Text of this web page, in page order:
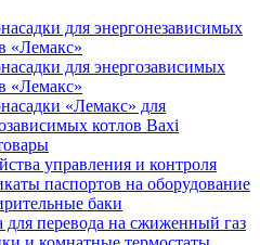
для энергонезависимых
«Лемакс»
для энергозависимых
«Лемакс»
«Лемакс» для
котлов Baxi
управления и контроля
паспортов на оборудование
баки
для перевода на сжиженный газ